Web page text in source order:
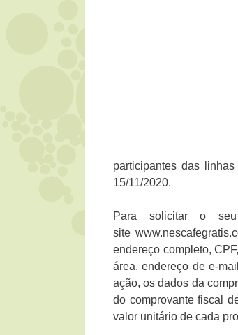
participantes das
15/11/2020.
Para solicitar o
site
endereço completo,
área, endereço de e-
ação, os dados da
do comprovante fiscal
valor unitário de cada